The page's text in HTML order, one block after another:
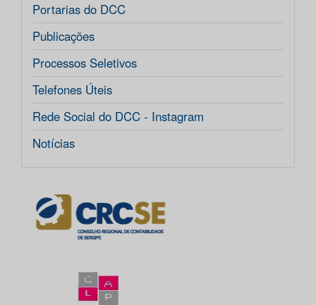
Portarias do DCC
Publicações
Processos Seletivos
Telefones Úteis
Rede Social do DCC - Instagram
Notícias